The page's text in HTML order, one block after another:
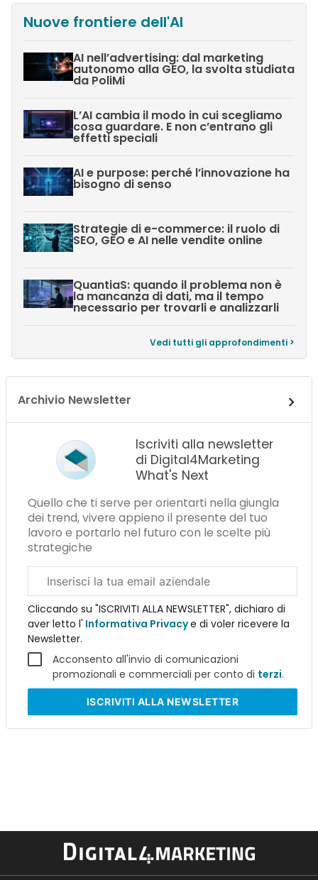
Nuove frontiere dell'AI
AI nell’advertising: dal marketing
autonomo alla GEO, la svolta studiata
da PoliMi
L’AI cambia il modo in cui scegliamo
cosa guardare. E non c’entrano gli
effetti speciali
AI e purpose: perché l’innovazione ha
bisogno di senso
Strategie di e-commerce: il ruolo di
SEO, GEO e AI nelle vendite online
QuantiaS: quando il problema non è
la mancanza di dati, ma il tempo
necessario per trovarli e analizzarli
Vedi tutti gli approfondimenti >
Archivio Newsletter
Iscriviti alla newsletter
di Digital4Marketing
What's Next
Quello che ti serve per orientarti nella giungla
dei trend, vivere appieno il presente del tuo
lavoro e portarlo nel futuro con le scelte più
strategiche
aziendale
Cliccando su "ISCRIVITI ALLA NEWSLETTER", dichiaro di
aver letto l' Informativa Privacye di voler ricevere la
Newsletter.
Acconsento all'invio di comunicazioni
promozionali e commerciali per conto di terzi.
ISCRIVITI ALLA NEWSLETTER